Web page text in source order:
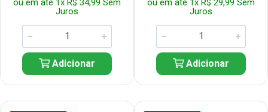
ou em até 1x R$ 34,99 Sem
Juros
Adicionar
ou em até 1x R$ 29,99 Sem
Juros
Adicionar